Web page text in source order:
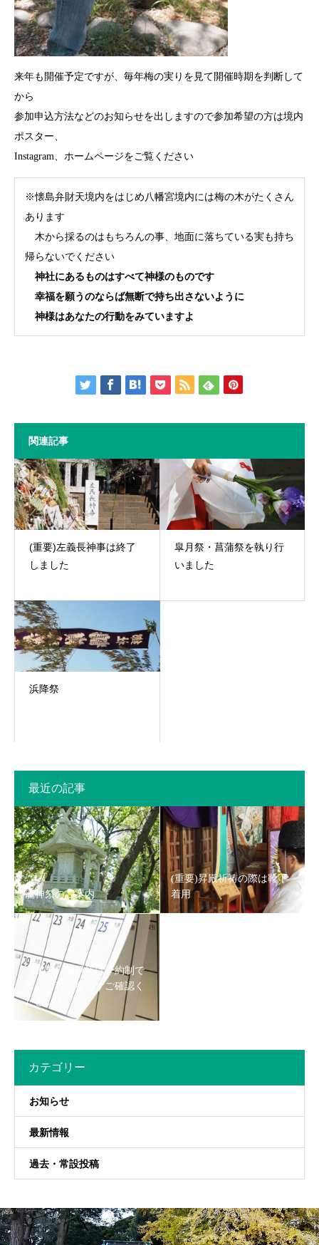
来年も開催予定ですが、毎年梅の実りを見て開催時期を判断して
から
参加申込方法などのお知らせを出しますので参加希望の方は境内
ポスター、
Instagram、ホームページをご覧ください
※懐島弁財天境内をはじめ八幡宮境内には梅の木がたくさん
あります
木から採るのはもちろんの事、地面に落ちている実も持ち
帰らないでください
神社にあるものはすべて神様のものです
幸福を願うのならば無断で持ち出さないように
神様はあなたの行動をみていますよ
関連記事
(重要)左義長神事は終了
しました
皐月祭・菖蒲祭を執り行
いました
浜降祭
最近の記事
龍神祭のご案内
(重要)昇殿祈祷の際は靴下
着用
（重要）御祈祷は予約制で
す！日程表を必ずご確認く
ださい！
カテゴリー
お知らせ
最新情報
過去・常設投稿